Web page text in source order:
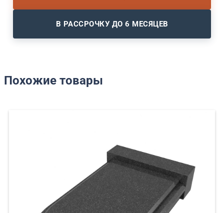
В РАССРОЧКУ ДО 6 МЕСЯЦЕВ
Похожие товары